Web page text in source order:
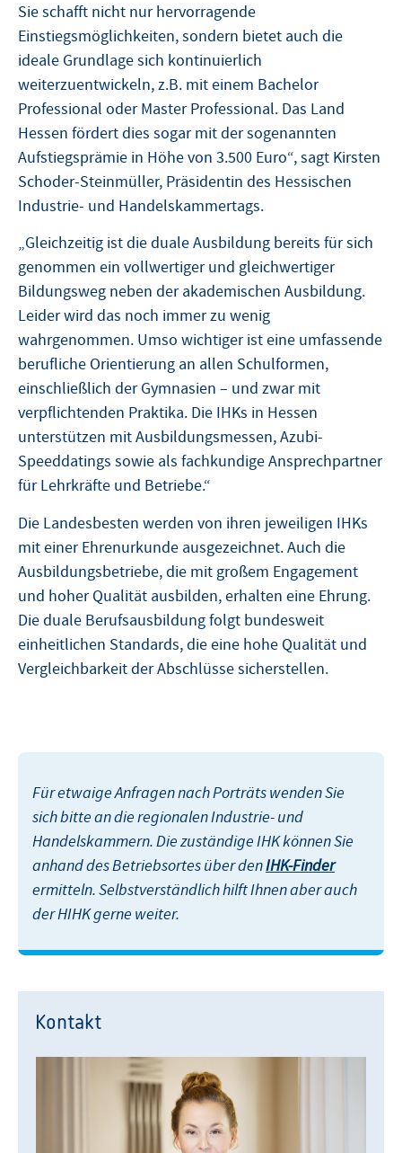
Sie schafft nicht nur hervorragende
Einstiegsmöglichkeiten, sondern bietet auch die
ideale Grundlage sich kontinuierlich
weiterzuentwickeln, z.B. mit einem Bachelor
Professional oder Master Professional. Das Land
Hessen fördert dies sogar mit der sogenannten
Aufstiegsprämie in Höhe von 3.500 Euro“, sagt Kirsten
Schoder-Steinmüller, Präsidentin des Hessischen
Industrie- und Handelskammertags.
„Gleichzeitig ist die duale Ausbildung bereits für sich
genommen ein vollwertiger und gleichwertiger
Bildungsweg neben der akademischen Ausbildung.
Leider wird das noch immer zu wenig
wahrgenommen. Umso wichtiger ist eine umfassende
berufliche Orientierung an allen Schulformen,
einschließlich der Gymnasien – und zwar mit
verpflichtenden Praktika. Die IHKs in Hessen
unterstützen mit Ausbildungsmessen, Azubi-
Speeddatings sowie als fachkundige Ansprechpartner
für Lehrkräfte und Betriebe.“
Die Landesbesten werden von ihren jeweiligen IHKs
mit einer Ehrenurkunde ausgezeichnet. Auch die
Ausbildungsbetriebe, die mit großem Engagement
und hoher Qualität ausbilden, erhalten eine Ehrung.
Die duale Berufsausbildung folgt bundesweit
einheitlichen Standards, die eine hohe Qualität und
Vergleichbarkeit der Abschlüsse sicherstellen.
Für etwaige Anfragen nach Porträts wenden Sie
sich bitte an die regionalen Industrie- und
Handelskammern. Die zuständige IHK können Sie
anhand des Betriebsortes über denIHK-Finder
ermitteln. Selbstverständlich hilft Ihnen aber auch
der HIHK gerne weiter.
Kontakt